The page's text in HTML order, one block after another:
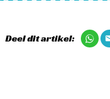
Deel dit artikel: